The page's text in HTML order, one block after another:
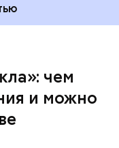
чем
и можно
и
же могут жить